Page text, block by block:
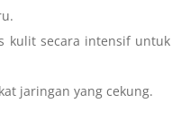
kulit secara intensif untuk
jaringan yang cekung.